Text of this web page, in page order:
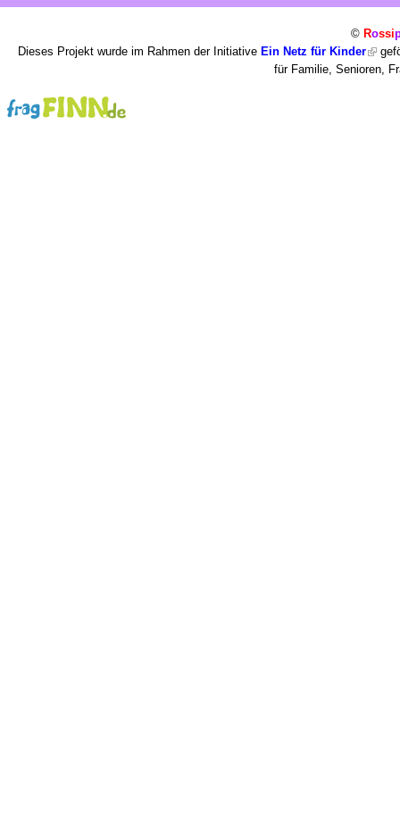
© Rossi
Dieses Projekt wurde im Rahmen der Initiative Ein Netz für Kinder
für Familie, Senioren,